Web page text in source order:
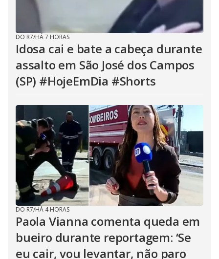
DO R7/HÁ 7 HORAS
Idosa cai e bate a cabeça durante
assalto em São José dos Campos
(SP) #HojeEmDia #Shorts
DO R7/HÁ 4 HORAS
Paola Vianna comenta queda em
bueiro durante reportagem: ‘Se
eu cair, vou levantar, não paro